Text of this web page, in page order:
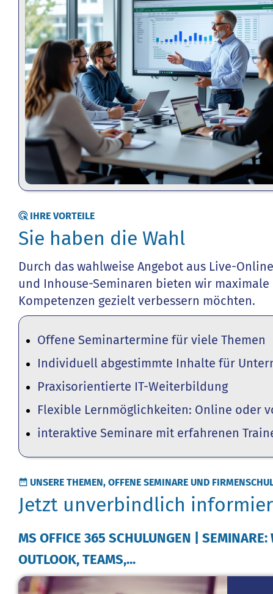
IHRE VORTEILE
Sie haben die Wahl
Durch das wahlweise Angebot aus Live-
und Inhouse-Seminaren bieten wir
Kompetenzen gezielt verbessern möchten.
Offene Seminartermine für viele Themen
Individuell abgestimmte Inhalte für
Praxisorientierte IT-Weiterbildung
Flexible Lernmöglichkeiten: Online oder
interaktive Seminare mit erfahrenen
UNSERE THEMEN, OFFENE SEMINARE UND
Jetzt unverbindlich
MS OFFICE 365 SCHULUNGEN | SEMINARE:
OUTLOOK, TEAMS,...